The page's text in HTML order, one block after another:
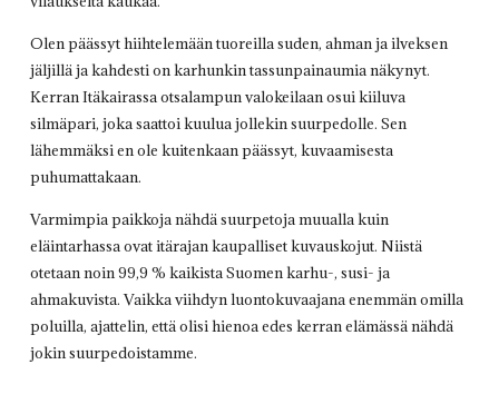
Olen päässyt hiihtelemään tuoreilla suden, ahman ja ilveksen
jäljillä ja kahdesti on karhunkin tassunpainaumia näkynyt.
Kerran Itäkairassa otsalampun valokeilaan osui kiiluva
silmäpari, joka saattoi kuulua jollekin suurpedolle. Sen
lähemmäksi en ole kuitenkaan päässyt, kuvaamisesta
puhumattakaan.
Varmimpia paikkoja nähdä suurpetoja muualla kuin
eläintarhassa ovat itärajan kaupalliset kuvauskojut. Niistä
otetaan noin 99,9 % kaikista Suomen karhu-, susi- ja
ahmakuvista. Vaikka viihdyn luontokuvaajana enemmän omilla
poluilla, ajattelin, että olisi hienoa edes kerran elämässä nähdä
jokin suurpedoistamme.